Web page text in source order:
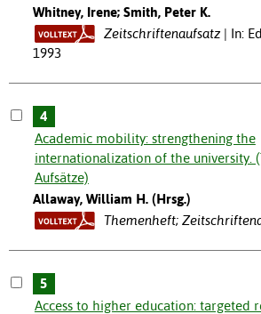
Whitney, Irene; Smith, Peter K.
Zeitschriftenaufsatz
In:
1993
4
Academic mobility: strengthening the
internationalization of the university.
Aufsätze)
Allaway, William H. (Hrsg.)
Themenheft;
5
Access to higher education: targeted